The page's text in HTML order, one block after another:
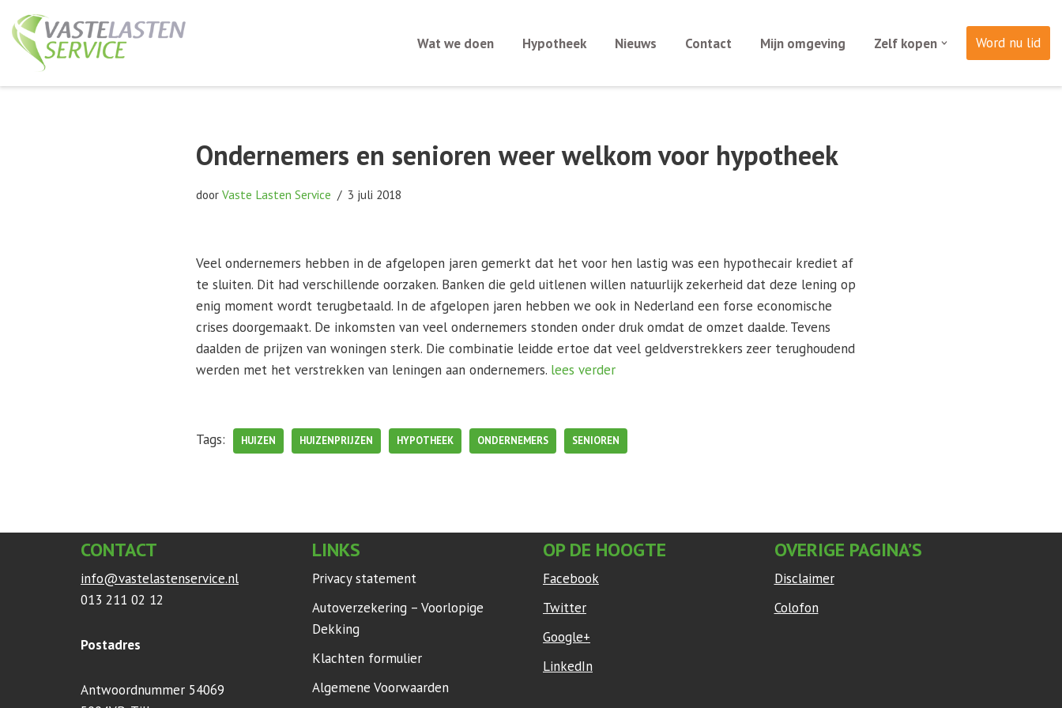
Ga
de
Wat we doen Hypotheek Nieuws Contact Mijn omgeving Zelf kopen Word nu lid
Ondernemers en senioren weer welkom voor hypotheek
doorVaste Lasten Service 3 juli 2018
Veel ondernemers hebben in de afgelopen jaren gemerkt dat het voor hen lastig was een hypothecair krediet af
te sluiten. Dit had verschillende oorzaken. Banken die geld uitlenen willen natuurlijk zekerheid dat deze lening op
enig moment wordt terugbetaald. In de afgelopen jaren hebben we ook in Nederland een forse economische
crises doorgemaakt. De inkomsten van veel ondernemers stonden onder druk omdat de omzet daalde. Tevens
daalden de prijzen van woningen sterk. Die combinatie leidde ertoe dat veel geldverstrekkers zeer terughoudend
werden met het verstrekken van leningen aan ondernemers. lees verder
Tags: HUIZEN HUIZENPRIJZEN HYPOTHEEK ONDERNEMERS SENIOREN
CONTACT
info@vastelastenservice.nl
013 211 02 12
Postadres
Antwoordnummer 54069
LINKS
Privacy statement
Autoverzekering – Voorlopige
Dekking
Klachten formulier
Algemene Voorwaarden
OP DE HOOGTE
Facebook
Twitter
Google+
LinkedIn
OVERIGE PAGINA’S
Disclaimer
Colofon